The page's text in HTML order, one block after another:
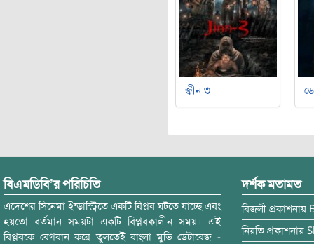
জ্বীন ৩
বিএমডিবি’র পরিচিতি
এদেশের সিনেমা ইন্ডাস্ট্রিতে একটি বিপ্লব ঘটতে যাচ্ছে এবং
হয়তো বর্তমান সময়টা একটি বিপ্লবকালীন সময়। এই
বিপ্লবকে বেগবান করে তুলতেই বাংলা মুভি ডেটাবেজ -
দর্শক মতামত
বিজলী প্রকাশনায়
নিয়তি প্রকাশনায়